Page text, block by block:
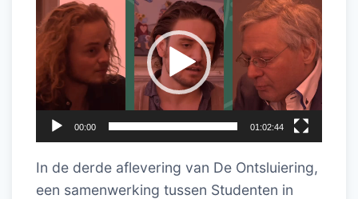
00:00 01:02:44
In de derde aflevering van De Ontsluiering,
een samenwerking tussen Studenten in